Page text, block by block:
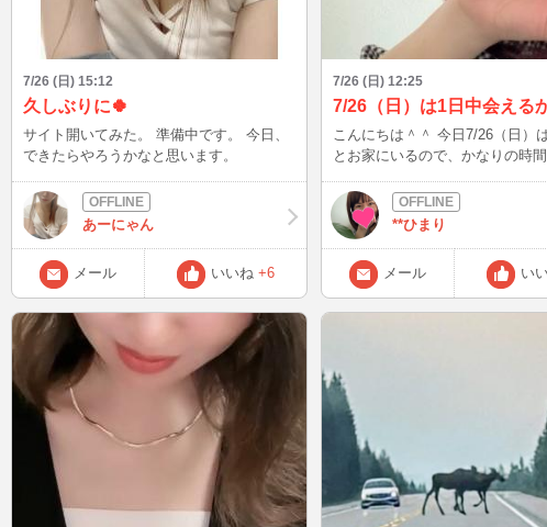
7/26 (日) 15:12
久しぶりに🍀
サイト開いてみた。 準備中です。 今日、
できたらやろうかなと思います。
あーにゃん
メール いいね +6
7/26 (日) 12:25
7/26（日）は1日中会える
こんにちは＾＾ 今日7/26（日）は、ずっ
とお家にいるので、かなりの時
少しでもひまりとの時間で癒され
ら嬉しいな★ できるだけたくさんの方と
お話ししたいので、メッセージを
を優先させていただきます。 チャット中
はメール見れないかもだけど、ス
中はメールで呼び出してくださ
**ひまり
メール い